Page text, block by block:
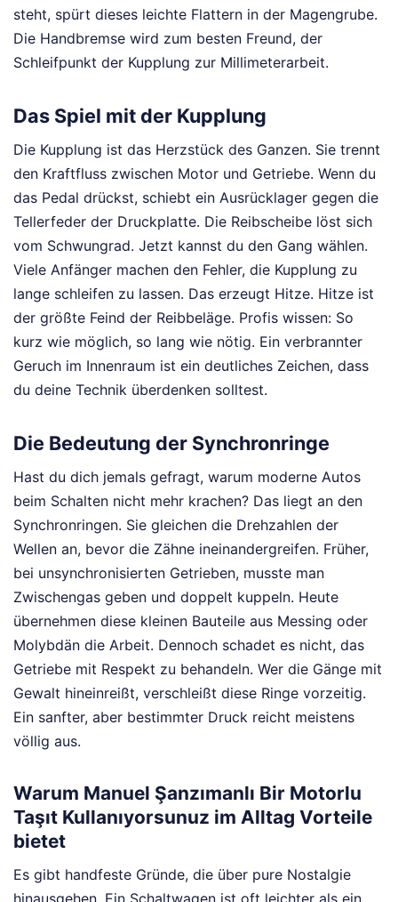
steht, spürt dieses leichte Flattern in der Magengrube.
Die Handbremse wird zum besten Freund, der
Schleifpunkt der Kupplung zur Millimeterarbeit.
Das Spiel mit der Kupplung
Die Kupplung ist das Herzstück des Ganzen. Sie trennt
den Kraftfluss zwischen Motor und Getriebe. Wenn du
das Pedal drückst, schiebt ein Ausrücklager gegen die
Tellerfeder der Druckplatte. Die Reibscheibe löst sich
vom Schwungrad. Jetzt kannst du den Gang wählen.
Viele Anfänger machen den Fehler, die Kupplung zu
lange schleifen zu lassen. Das erzeugt Hitze. Hitze ist
der größte Feind der Reibbeläge. Profis wissen: So
kurz wie möglich, so lang wie nötig. Ein verbrannter
Geruch im Innenraum ist ein deutliches Zeichen, dass
du deine Technik überdenken solltest.
Die Bedeutung der Synchronringe
Hast du dich jemals gefragt, warum moderne Autos
beim Schalten nicht mehr krachen? Das liegt an den
Synchronringen. Sie gleichen die Drehzahlen der
Wellen an, bevor die Zähne ineinandergreifen. Früher,
bei unsynchronisierten Getrieben, musste man
Zwischengas geben und doppelt kuppeln. Heute
übernehmen diese kleinen Bauteile aus Messing oder
Molybdän die Arbeit. Dennoch schadet es nicht, das
Getriebe mit Respekt zu behandeln. Wer die Gänge mit
Gewalt hineinreißt, verschleißt diese Ringe vorzeitig.
Ein sanfter, aber bestimmter Druck reicht meistens
völlig aus.
Warum Manuel Şanzımanlı Bir Motorlu
Taşıt Kullanıyorsunuz im Alltag Vorteile
bietet
Es gibt handfeste Gründe, die über pure Nostalgie
hinausgehen. Ein Schaltwagen ist oft leichter als ein